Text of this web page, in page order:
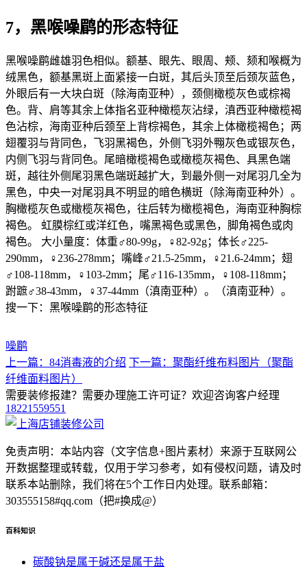
7，黑喉噪鹛的形态特征
黑喉噪鹛雌雄羽色相似。额基、眼先、眼周、颊、颏和喉概为
绒黑色，额基黑斑上面紧接一白斑，其后头顶至后颈灰蓝色，
外眼后有一大块白斑（除海南亚种），颈侧橄榄灰色或棕褐
色。背、肩等其余上体指名亚种橄榄灰沾绿，滇西亚种橄榄褐
色沾棕，海南亚种后颈至上背棕褐色，其余上体橄榄褐色；两
翅覆羽与背同色，飞羽黑褐色，外侧飞羽外翈灰色或银灰色，
内侧飞羽与背同色。尾暗橄榄褐色或橄榄灰褐色、具黑色端
斑，越往外侧尾羽黑色端斑越扩大，到最外侧一对尾羽几全为
黑色，中央一对尾羽具不明显的暗色横斑（除海南亚种外）。
胸橄榄灰色或橄榄灰褐色，往后转为橄榄褐色，海南亚种胸棕
褐色。 虹膜棕红或洋红色，嘴黑褐色或黑色，脚角褐色或肉
褐色。 大小量度：体重♂80-99g，♀82-92g；体长♂225-
290mm，♀236-278mm；嘴峰♂21.5-25mm，♀21.6-24mm；翅
♂108-118mm，♀103-2mm；尾♂116-135mm，♀108-118mm；
跗蹠♂38-43mm，♀37-44mm（滇南亚种）。（滇南亚种）。
搜一下：黑喉噪鹛的形态特征
噪鹛
上一篇：84消毒液的介绍 下一篇：聚酯纤维布料图片（聚酯
纤维面料图片）
需要装修报建？需要办理施工许可证？欢迎咨询客户经理
18221559551
免责声明：本站内容（文字信息+图片素材）来源于互联网公
开数据整理或转载，仅用于学习参考，如有侵权问题，请及时
联系本站删除，我们将在5个工作日内处理。联系邮箱：
303555158#qq.com（把#换成@）
百科知识
碳酸钠是属于碱还是属于盐